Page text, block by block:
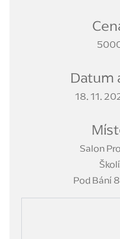
Datum
18. 11.
Salon
Pod Bání